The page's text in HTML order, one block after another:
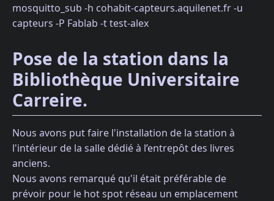
mosquitto_sub -h cohabit-capteurs.aquilenet.fr -u
capteurs -P Fablab -t test-alex
Pose de la station dans la
Bibliothèque Universitaire
Carreire.
Nous avons put faire l'installation de la station à
l'intérieur de la salle dédié à l’entrepôt des livres
anciens.
Nous avons remarqué qu'il était préférable de
prévoir pour le hot spot réseau un emplacement